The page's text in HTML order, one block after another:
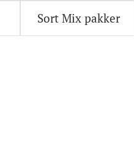
Sort Mix pakker